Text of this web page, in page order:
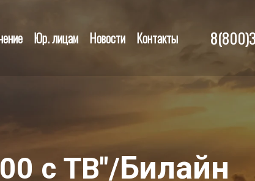
Юр. лицам Новости Контакты
с ТВ"/Билайн